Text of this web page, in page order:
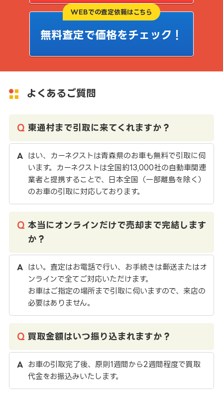
WEBでの査定依頼はこちら
無料査定で価格をチェック！
よくあるご質問
東通村まで引取に来てくれますか？
はい、カーネクストは青森県のお車も無料で引取に伺
います。カーネクストは全国約13,000社の自動車関連
業者と提携することで、日本全国（一部離島を除く）
のお車の引取に対応しております。
本当にオンラインだけで売却まで完結します
か？
はい。査定はお電話で行い、お手続きは郵送またはオ
ンラインで全てご対応いただけます。
お車はご指定の場所まで引取に伺いますので、来店の
必要はありません。
買取金額はいつ振り込まれますか？
お車の引取完了後、原則1週間から2週間程度で買取
代金をお振込みいたします。